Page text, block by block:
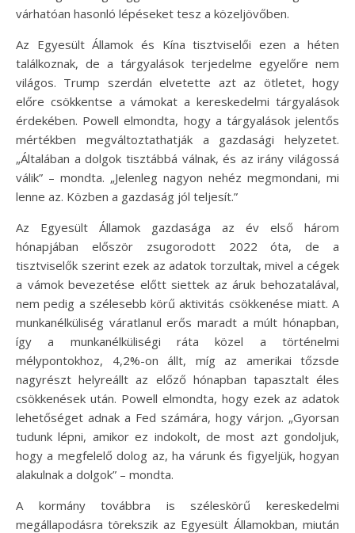
várhatóan hasonló lépéseket tesz a közeljövőben.
Az Egyesült Államok és Kína tisztviselői ezen a héten
találkoznak, de a tárgyalások terjedelme egyelőre nem
világos. Trump szerdán elvetette azt az ötletet, hogy
előre csökkentse a vámokat a kereskedelmi tárgyalások
érdekében. Powell elmondta, hogy a tárgyalások jelentős
mértékben megváltoztathatják a gazdasági helyzetet.
„Általában a dolgok tisztábbá válnak, és az irány világossá
válik” – mondta. „Jelenleg nagyon nehéz megmondani, mi
lenne az. Közben a gazdaság jól teljesít.”
Az Egyesült Államok gazdasága az év első három
hónapjában először zsugorodott 2022 óta, de a
tisztviselők szerint ezek az adatok torzultak, mivel a cégek
a vámok bevezetése előtt siettek az áruk behozatalával,
nem pedig a szélesebb körű aktivitás csökkenése miatt. A
munkanélküliség váratlanul erős maradt a múlt hónapban,
így a munkanélküliségi ráta közel a történelmi
mélypontokhoz, 4,2%-on állt, míg az amerikai tőzsde
nagyrészt helyreállt az előző hónapban tapasztalt éles
csökkenések után. Powell elmondta, hogy ezek az adatok
lehetőséget adnak a Fed számára, hogy várjon. „Gyorsan
tudunk lépni, amikor ez indokolt, de most azt gondoljuk,
hogy a megfelelő dolog az, ha várunk és figyeljük, hogyan
alakulnak a dolgok” – mondta.
A kormány továbbra is széleskörű kereskedelmi
megállapodásra törekszik az Egyesült Államokban, miután